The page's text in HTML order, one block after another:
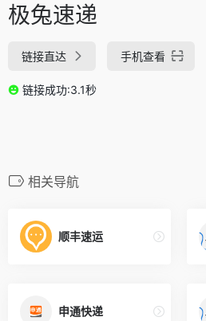
极兔速递
链接直达 手机查看
链接成功:3.1秒
相关导航
顺丰速运
申通快递